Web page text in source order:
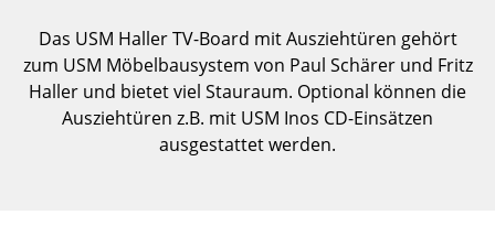
Einzelteile
... alle Tische
Aufbewahren
Das USM Haller TV-Board mit Ausziehtüren gehört
zum USM Möbelbausystem von Paul Schärer und Fritz
Haller und bietet viel Stauraum. Optional können die
Ausziehtüren z.B. mit USM Inos CD-Einsätzen
ausgestattet werden.